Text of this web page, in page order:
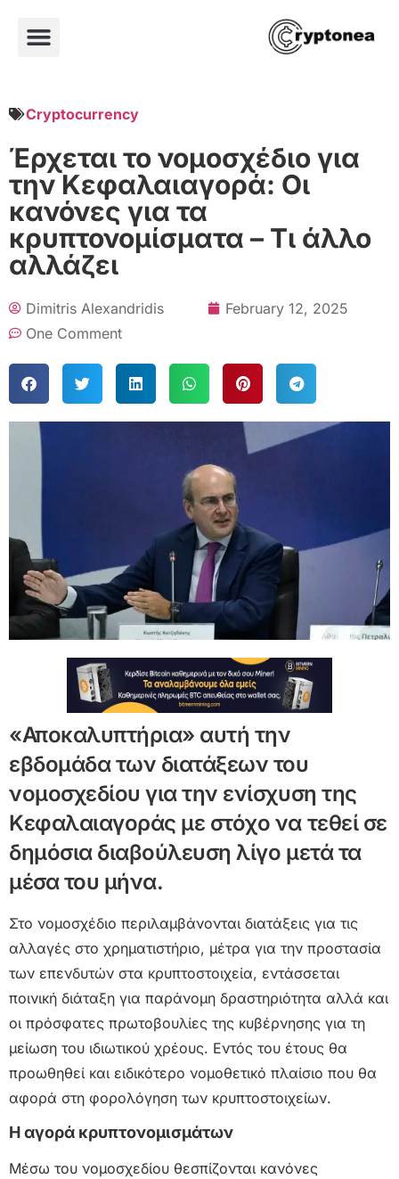
Cryptocurrency
Έρχεται το νομοσχέδιο για
την Κεφαλαιαγορά: Οι
κανόνες για τα
κρυπτονομίσματα – Τι άλλο
αλλάζει
Dimitris Alexandridis
February 12, 2025
One Comment
«Αποκαλυπτήρια» αυτή την
εβδομάδα των διατάξεων του
νομοσχεδίου για την ενίσχυση της
Κεφαλαιαγοράς με στόχο να τεθεί σε
δημόσια διαβούλευση λίγο μετά τα
μέσα του μήνα.
Στο νομοσχέδιο περιλαμβάνονται διατάξεις για τις
αλλαγές στο χρηματιστήριο, μέτρα για την προστασία
των επενδυτών στα κρυπτοστοιχεία, εντάσσεται
ποινική διάταξη για παράνομη δραστηριότητα αλλά και
οι πρόσφατες πρωτοβουλίες της κυβέρνησης για τη
μείωση του ιδιωτικού χρέους. Εντός του έτους θα
προωθηθεί και ειδικότερο νομοθετικό πλαίσιο που θα
αφορά στη φορολόγηση των κρυπτοστοιχείων.
Η αγορά κρυπτονομισμάτων
Μέσω του νομοσχεδίου θεσπίζονται κανόνες